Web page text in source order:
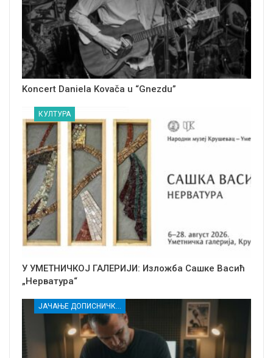
Koncert Daniela Kovača u “Gnezdu”
КУЛТУРА
У УМЕТНИЧКОЈ ГАЛЕРИЈИ: Изложба Сашке Васић
„Нерватура“
ЈАЧАЊЕ ДОПИСНИЧКЕ МРЕЖЕ НЕЗАВИСНИХ МЕДИЈА У РАСИНСКОМ ОКРУГУ